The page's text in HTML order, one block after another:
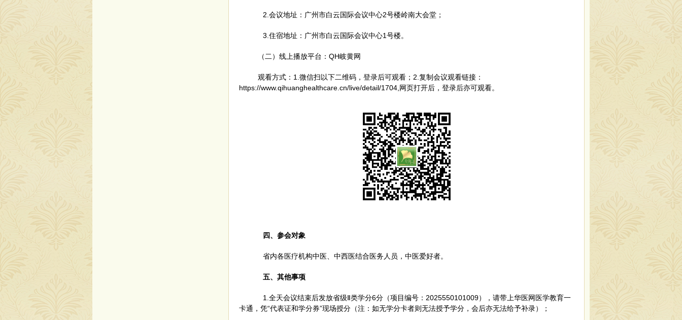
2.会议地址：广州市白云国际会议中心2号楼岭南大会堂；
3.住宿地址：广州市白云国际会议中心1号楼。
（二）线上播放平台：QH岐黄网
观看方式： 1.微信扫以下二维码，登录后可观看；2.复制会议观看链接：
https://www.qihuanghealthcare.cn/live/detail/1704,网页打开后，登录后亦可观看。
四、参会对象
省内各医疗机构中医、中西医结合医务人员，中医爱好者。
五、其他事项
1.全天会议结束后发放省级Ⅱ类学分6分 （项目编号： 2025550101009） ，请带上华医网医学教育一
卡通，凭“代表证和学分券”现场授分（注：如无学分卡者则无法授予学分，会后亦无法给予补录）；